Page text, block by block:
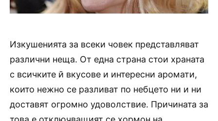
Изкушенията за всеки човек представляват
различни неща. От една страна стои храната
с всичките й вкусове и интересни аромати,
които нежно се разливат по небцето ни и ни
доставят огромно удоволствие. Причината за